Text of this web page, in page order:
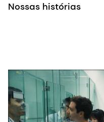
Nossas histórias